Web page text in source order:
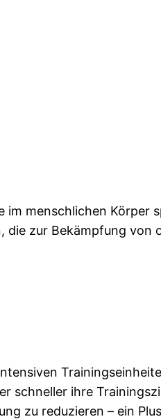
im menschlichen Körper
die zur Bekämpfung von
schneller ihre
zu reduzieren – ein